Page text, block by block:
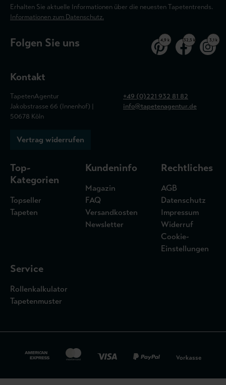
Erhalten Sie aktuelle Informationen über die neuesten Tapetentrends.
Informationen zum Datenschutz.
Folgen Sie uns 4,9 k 32,5 k 3,1 k
Kontakt
TapetenAgentur
Jakobstrasse 66 (Innenhof) |
50678 Köln
+49 (0)221 932 81 82
info@tapetenagentur.de
Vertrag widerrufen
Top-
Kategorien
Topseller
Tapeten
Kundeninfo
Magazin
FAQ
Versandkosten
Newsletter
Rechtliches
AGB
Datenschutz
Impressum
Widerruf
Cookie-
Einstellungen
Service
Rollenkalkulator
Tapetenmuster